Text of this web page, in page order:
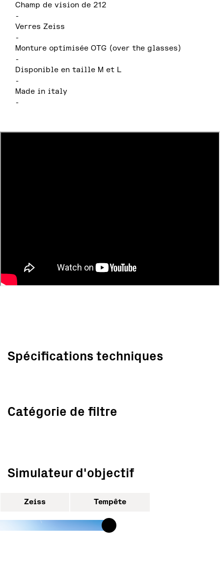
Champ de vision de 212
-
Verres Zeiss
-
Monture optimisée OTG (over the glasses)
-
Disponible en taille M et L
-
Made in italy
-
Spécifications techniques
Catégorie de filtre
Simulateur d'objectif
Zeiss Tempête